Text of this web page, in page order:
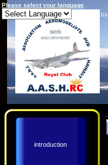
Please select your language
Powered by
introduction